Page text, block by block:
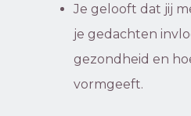
Je gelooft dat jij
je gedachten
gezondheid en
vormgeeft.